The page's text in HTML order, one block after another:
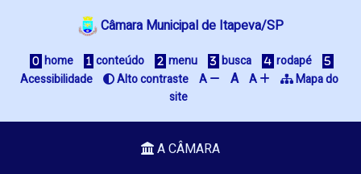
Câmara Municipal de Itapeva/SP
home conteúdo menu busca
rodapé
Acessibilidade
Alto contraste A A A
Mapa do
site
A CÂMARA